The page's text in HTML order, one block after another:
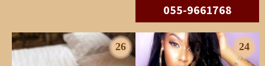
055-9661768
24
26